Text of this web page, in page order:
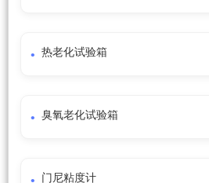
热老化试验箱
臭氧老化试验箱
门尼粘度计